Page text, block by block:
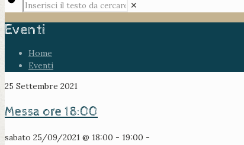
✕
Eventi
Home
Eventi
25 Settembre 2021
Messa ore 18:00
sabato 25/09/2021 @ 18:00 - 19:00 -